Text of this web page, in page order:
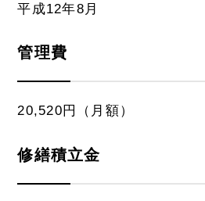
平成12年8月
管理費
20,520円（月額）
修繕積立金